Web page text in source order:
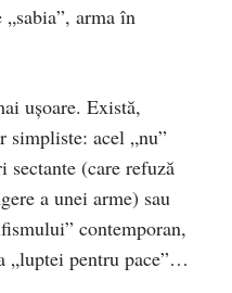
arma în
uşoare. Există,
simpliste: acel „nu”
(care refuză
a unei arme) sau
contemporan,
„luptei pentru pace”…